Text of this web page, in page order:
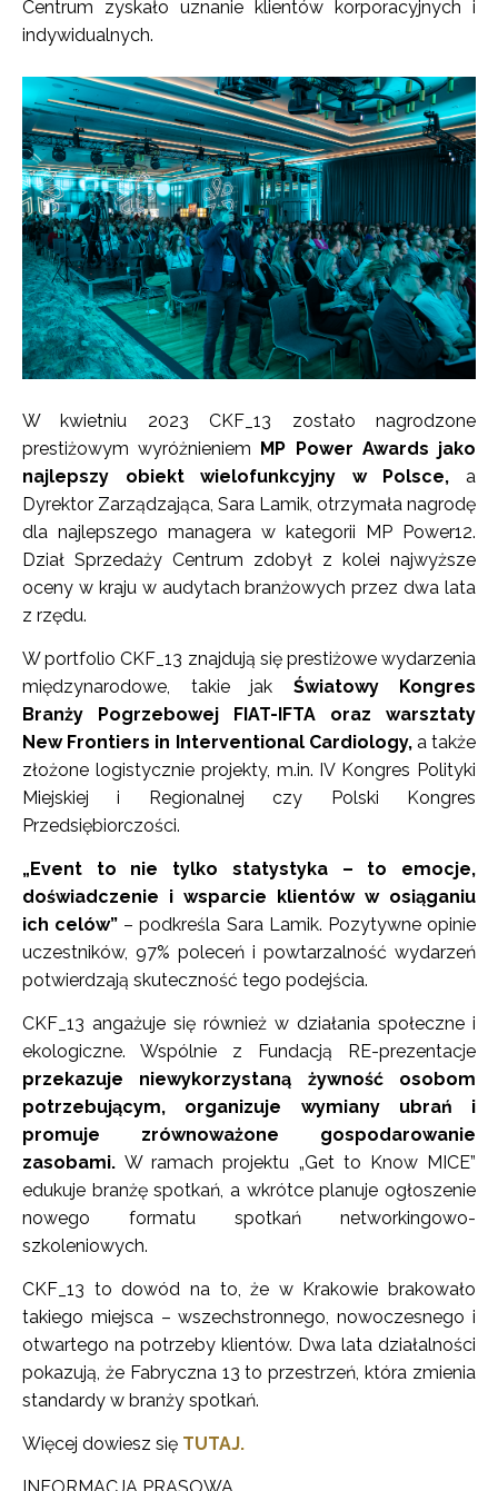
Centrum zyskało uznanie klientów korporacyjnych i
indywidualnych.
W kwietniu 2023 CKF_13 zostało nagrodzone
prestiżowym wyróżnieniem MP Power Awards jako
najlepszy obiekt wielofunkcyjny w Polsce, a
Dyrektor Zarządzająca, Sara Lamik, otrzymała nagrodę
dla najlepszego managera w kategorii MP Power12.
Dział Sprzedaży Centrum zdobył z kolei najwyższe
oceny w kraju w audytach branżowych przez dwa lata
z rzędu.
W portfolio CKF_13 znajdują się prestiżowe wydarzenia
międzynarodowe, takie jak Światowy Kongres
Branży Pogrzebowej FIAT-IFTA oraz warsztaty
New Frontiers in Interventional Cardiology,a także
złożone logistycznie projekty, m.in. IV Kongres Polityki
Miejskiej i Regionalnej czy Polski Kongres
Przedsiębiorczości.
„Event to nie tylko statystyka – to emocje,
doświadczenie i wsparcie klientów w osiąganiu
ich celów” – podkreśla Sara Lamik. Pozytywne opinie
uczestników, 97% poleceń i powtarzalność wydarzeń
potwierdzają skuteczność tego podejścia.
CKF_13 angażuje się również w działania społeczne i
ekologiczne. Wspólnie z Fundacją RE-prezentacje
przekazuje niewykorzystaną żywność osobom
potrzebującym, organizuje wymiany ubrań i
promuje zrównoważone gospodarowanie
zasobami.W ramach projektu „Get to Know MICE”
edukuje branżę spotkań, a wkrótce planuje ogłoszenie
nowego formatu spotkań networkingowo-
szkoleniowych.
CKF_13 to dowód na to, że w Krakowie brakowało
takiego miejsca – wszechstronnego, nowoczesnego i
otwartego na potrzeby klientów. Dwa lata działalności
pokazują, że Fabryczna 13 to przestrzeń, która zmienia
standardy w branży spotkań.
Więcej dowiesz się TUTAJ.